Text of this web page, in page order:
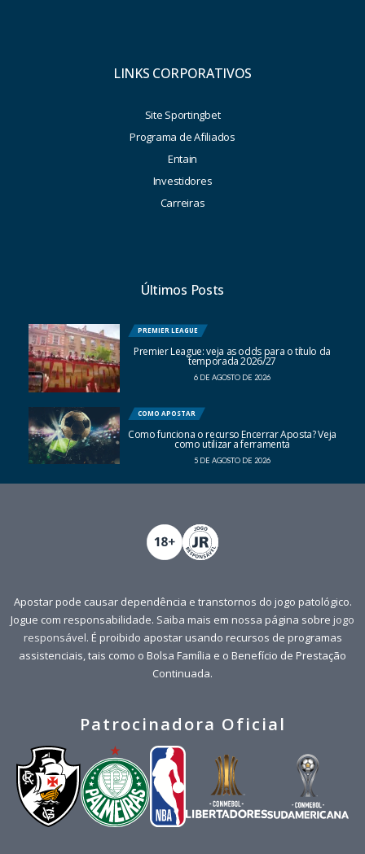
LINKS CORPORATIVOS
Site Sportingbet
Programa de Afiliados
Entain
Investidores
Carreiras
Últimos Posts
PREMIER LEAGUE
Premier League: veja as odds para o título da
temporada 2026/27
6 DE AGOSTO DE 2026
COMO APOSTAR
Como funciona o recurso Encerrar Aposta? Veja
como utilizar a ferramenta
5 DE AGOSTO DE 2026
Apostar pode causar dependência e transtornos do jogo patológico.
Jogue com responsabilidade. Saiba mais em nossa página sobre jogo
responsável. É proibido apostar usando recursos de programas
assistenciais, tais como o Bolsa Família e o Benefício de Prestação
Continuada.
Patrocinadora Oficial